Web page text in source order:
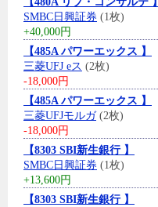
SMBC日興証券 (1枚)
+40,000円
【485A パワーエックス 】
三菱UFJ eス (2枚)
-18,000円
【485A パワーエックス 】
三菱UFJモルガ(2枚)
-18,000円
【8303 SBI新生銀行 】
SMBC日興証券 (1枚)
+13,600円
【8303 SBI新生銀行 】